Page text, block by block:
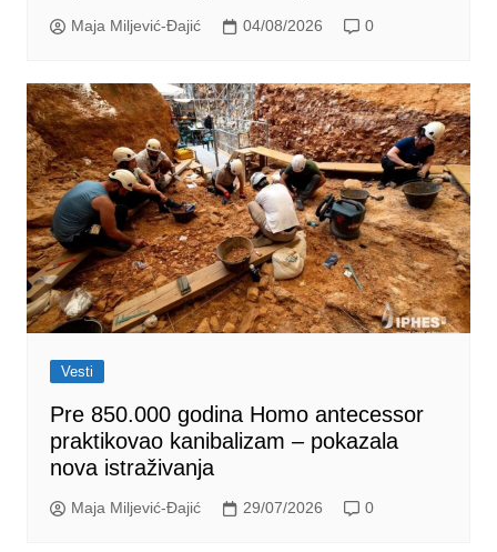
Maja Miljević-Đajić 04/08/2026 0
Vesti
Pre 850.000 godina Homo antecessor
praktikovao kanibalizam – pokazala
nova istraživanja
Maja Miljević-Đajić 29/07/2026 0